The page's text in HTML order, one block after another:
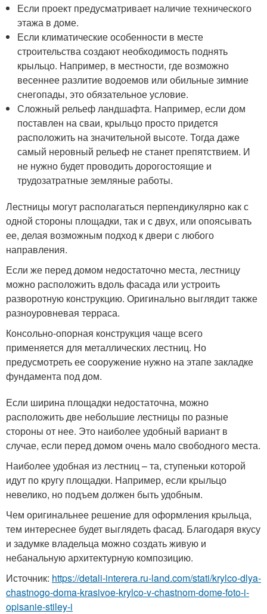
Если проект предусматривает наличие технического
этажа в доме.
Если климатические особенности в месте
строительства создают необходимость поднять
крыльцо. Например, в местности, где возможно
весеннее разлитие водоемов или обильные зимние
снегопады, это обязательное условие.
Сложный рельеф ландшафта. Например, если дом
поставлен на сваи, крыльцо просто придется
расположить на значительной высоте. Тогда даже
самый неровный рельеф не станет препятствием. И
не нужно будет проводить дорогостоящие и
трудозатратные земляные работы.
Лестницы могут располагаться перпендикулярно как с
одной стороны площадки, так и с двух, или опоясывать
ее, делая возможным подход к двери с любого
направления.
Если же перед домом недостаточно места, лестницу
можно расположить вдоль фасада или устроить
разворотную конструкцию. Оригинально выглядит также
разноуровневая терраса.
Консольно-опорная конструкция чаще всего
применяется для металлических лестниц. Но
предусмотреть ее сооружение нужно на этапе закладке
фундамента под дом.
Если ширина площадки недостаточна, можно
расположить две небольшие лестницы по разные
стороны от нее. Это наиболее удобный вариант в
случае, если перед домом очень мало свободного места.
Наиболее удобная из лестниц – та, ступеньки которой
идут по кругу площадки. Например, если крыльцо
невелико, но подъем должен быть удобным.
Чем оригинальнее решение для оформления крыльца,
тем интереснее будет выглядеть фасад. Благодаря вкусу
и задумке владельца можно создать живую и
небанальную архитектурную композицию.
Источник: https://detali-interera.ru-land.com/stati/krylco-dlya-
chastnogo-doma-krasivoe-krylco-v-chastnom-dome-foto-i-
opisanie-stiley-i